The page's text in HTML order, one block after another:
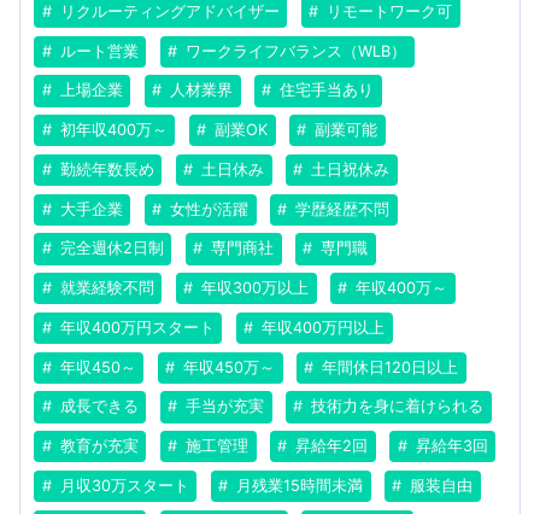
リクルーティングアドバイザー リモートワーク可
ルート営業 ワークライフバランス（WLB）
上場企業 人材業界 住宅手当あり
初年収400万～ 副業OK 副業可能
勤続年数長め 土日休み 土日祝休み
大手企業 女性が活躍 学歴経歴不問
完全週休2日制 専門商社 専門職
就業経験不問 年収300万以上 年収400万～
年収400万円スタート 年収400万円以上
年収450～ 年収450万～ 年間休日120日以上
成長できる 手当が充実 技術力を身に着けられる
教育が充実 施工管理 昇給年2回 昇給年3回
月収30万スタート 月残業15時間未満 服装自由